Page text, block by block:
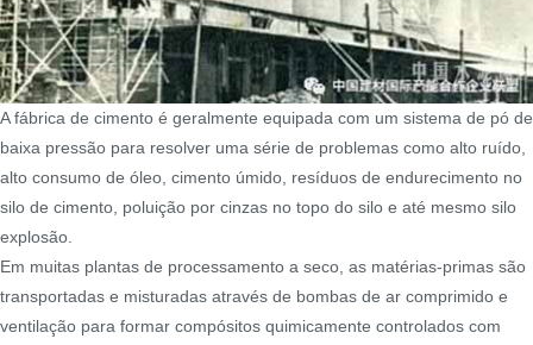
A fábrica de cimento é geralmente equipada com um sistema de pó de
baixa pressão para resolver uma série de problemas como alto ruído,
alto consumo de óleo, cimento úmido, resíduos de endurecimento no
silo de cimento, poluição por cinzas no topo do silo e até mesmo silo
explosão.
Em muitas plantas de processamento a seco, as matérias-primas são
transportadas e misturadas através de bombas de ar comprimido e
ventilação para formar compósitos quimicamente controlados com